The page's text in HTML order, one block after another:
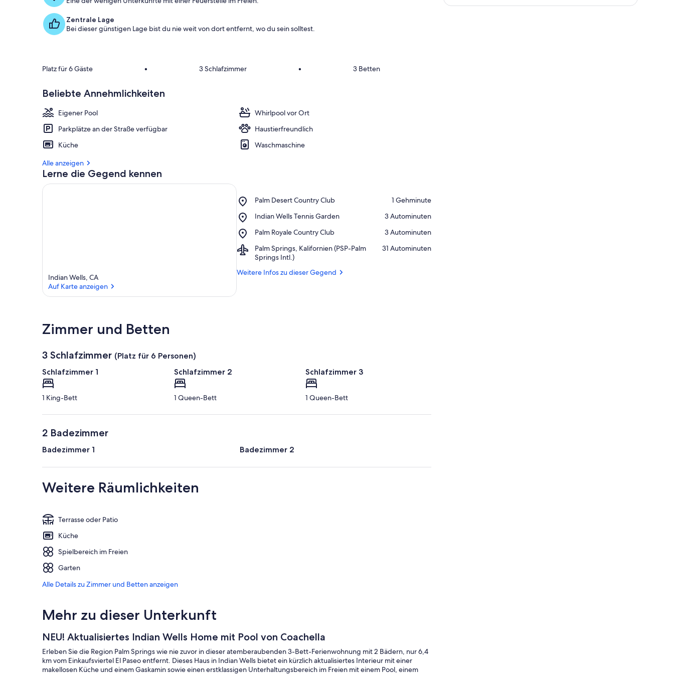
Zentrale Lage
Bei dieser günstigen Lage bist du nie weit von dort entfernt, wo du sein solltest.
Platz für 6 Gäste • 3 Schlafzimmer • 3 Betten
Beliebte Annehmlichkeiten
Eigener Pool
Whirlpool vor Ort
Parkplätze an der Straße verfügbar
Haustierfreundlich
Küche
Waschmaschine
Alle anzeigen
Lerne die Gegend kennen
Indian Wells, CA
Auf Karte anzeigen
Palm Desert Country Club
Place,
Desert
Club
‪1 Gehminute‬
Indian Wells Tennis Garden
Place,
Wells
Garden
‪3 Autominuten‬
Palm Royale Country Club
Place,
Royale
Country
Club
‪3 Autominuten‬
Palm Springs, Kalifornien (PSP-Palm
Springs Intl.)
Airport,
Palm
Kalifornien
‪31 Autominuten‬
Weitere Infos zu dieser Gegend
Zimmer und Betten
3 Schlafzimmer (Platz für 6 Personen)
Schlafzimmer 1
1 King-Bett
Schlafzimmer 2
1 Queen-Bett
Schlafzimmer 3
1 Queen-Bett
2 Badezimmer
Badezimmer 1 Badezimmer 2
Weitere Räumlichkeiten
Terrasse oder Patio
Küche
Spielbereich im Freien
Garten
Alle Details zu Zimmer und Betten anzeigen
Mehr zu dieser Unterkunft
NEU! Aktualisiertes Indian Wells Home mit Pool von Coachella
Erleben Sie die Region Palm Springs wie nie zuvor in dieser atemberaubenden 3-Bett-Ferienwohnung mit 2 Bädern, nur 6,4
km vom Einkaufsviertel El Paseo entfernt. Dieses Haus in Indian Wells bietet ein kürzlich aktualisiertes Interieur mit einer
makellosen Küche und einem Gaskamin sowie einen erstklassigen Unterhaltungsbereich im Freien mit einem Pool, einem